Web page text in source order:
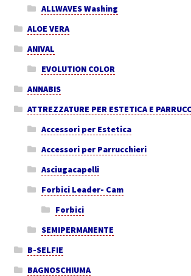
ALLWAVES Washing
ALOE VERA
ANIVAL
EVOLUTION COLOR
ANNABIS
ATTREZZATURE PER ESTETICA E
Accessori per Estetica
Accessori per Parrucchieri
Asciugacapelli
Forbici Leader- Cam
Forbici
SEMIPERMANENTE
B-SELFIE
BAGNOSCHIUMA